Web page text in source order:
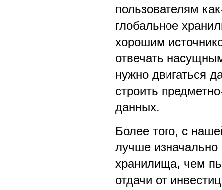
пользователям
глобальное
хорошим
отвечать
нужно двигаться
строить
данных.
Более того, с
лучше изначально
хранилища, чем
отдачи от